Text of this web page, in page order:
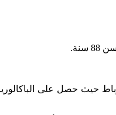
لينتقل بعد ذلك إلى مدينة الرباط